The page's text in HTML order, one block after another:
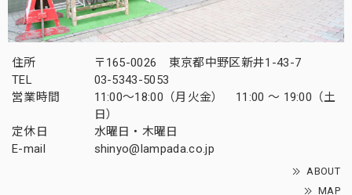
住所
〒165-0026 東京都中野区新井1-43-7
TEL
03-5343-5053
営業時間
11:00～18:00（月火金） 11:00 ～ 19:00（土
日）
定休日
水曜日・木曜日
E-mail
shinyo@lampada.co.jp
ABOUT
MAP